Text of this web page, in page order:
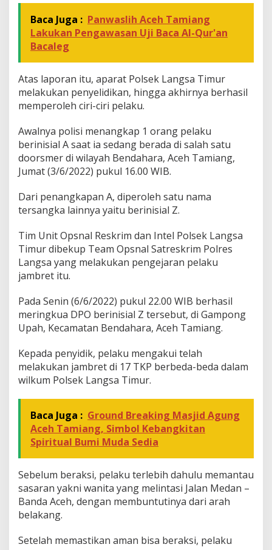
a
d
i
A
e
T
a
m
n
g
Baca Juga : Panwaslih Aceh Tamiang
Lakukan Pengawasan Uji Baca Al-Qur'an
Bacaleg
Atas laporan itu, aparat Polsek Langsa Timur
melakukan penyelidikan, hingga akhirnya berhasil
memperoleh ciri-ciri pelaku.
Awalnya polisi menangkap 1 orang pelaku
berinisial A saat ia sedang berada di salah satu
doorsmer di wilayah Bendahara, Aceh Tamiang,
Jumat (3/6/2022) pukul 16.00 WIB.
Dari penangkapan A, diperoleh satu nama
tersangka lainnya yaitu berinisial Z.
Tim Unit Opsnal Reskrim dan Intel Polsek Langsa
Timur dibekup Team Opsnal Satreskrim Polres
Langsa yang melakukan pengejaran pelaku
jambret itu.
Pada Senin (6/6/2022) pukul 22.00 WIB berhasil
meringkua DPO berinisial Z tersebut, di Gampong
Upah, Kecamatan Bendahara, Aceh Tamiang.
Kepada penyidik, pelaku mengakui telah
melakukan jambret di 17 TKP berbeda-beda dalam
wilkum Polsek Langsa Timur.
Baca Juga : Ground Breaking Masjid Agung
Aceh Tamiang, Simbol Kebangkitan
Spiritual Bumi Muda Sedia
Sebelum beraksi, pelaku terlebih dahulu memantau
sasaran yakni wanita yang melintasi Jalan Medan –
Banda Aceh, dengan membuntutinya dari arah
belakang.
Setelah memastikan aman bisa beraksi, pelaku